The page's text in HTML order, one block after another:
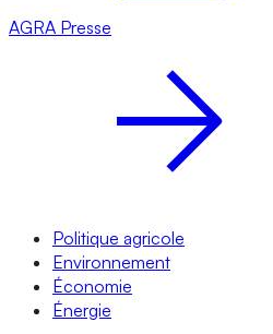
AGRA Presse
Politique agricole
Environnement
Économie
Énergie